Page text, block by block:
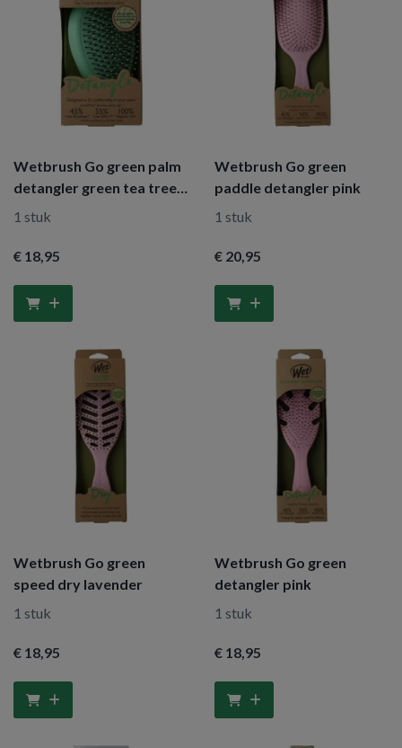
Wetbrush Go green palm
detangler green tea tree
oil
1 stuk
€ 18,95
Wetbrush Go green
paddle detangler pink
1 stuk
€ 20,95
Wetbrush Go green
speed dry lavender
1 stuk
€ 18,95
Wetbrush Go green
detangler pink
1 stuk
€ 18,95